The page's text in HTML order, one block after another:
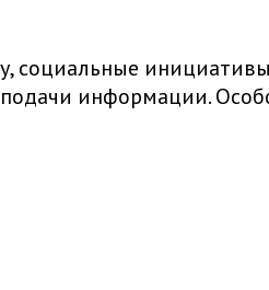
социальные
подачи информации.